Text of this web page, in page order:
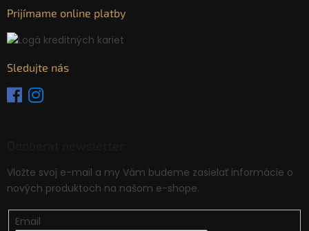
Prijímame online platby
Sledujte nás
Vložte svoj e-mail a my Vám budeme zasielať informácie o
nových produktoch na našom e-shope.
Email